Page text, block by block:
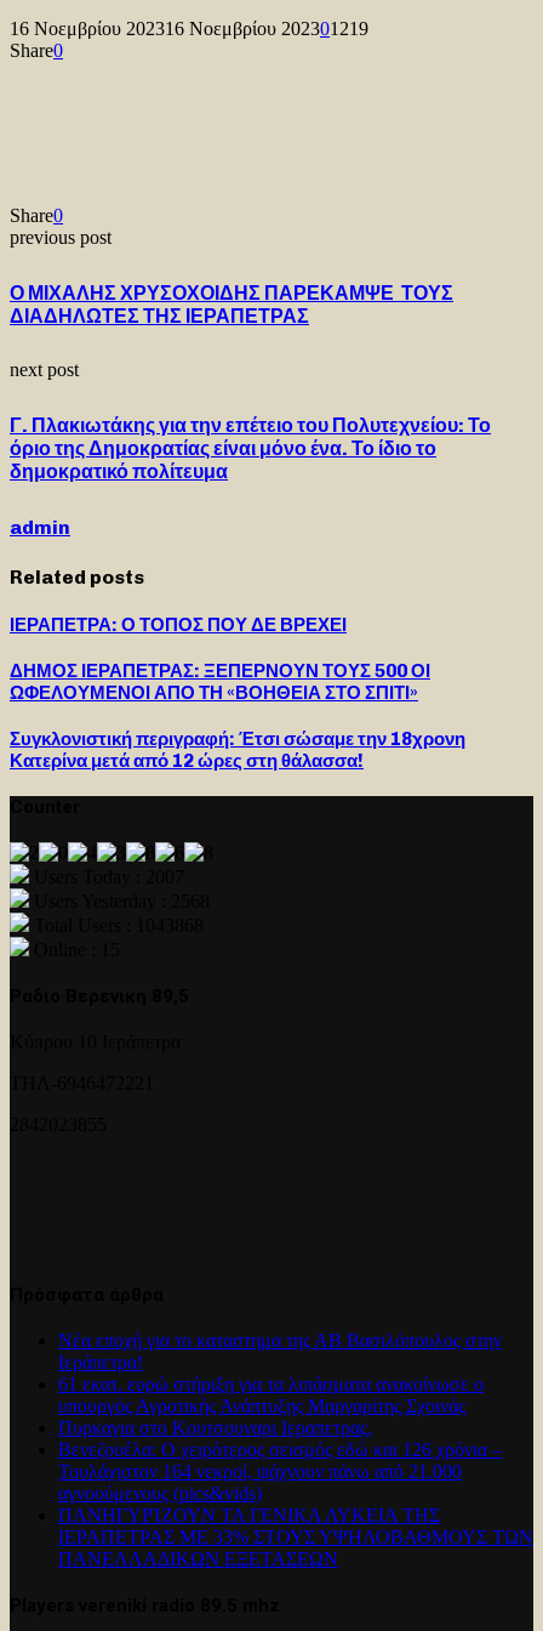
16 Νοεμβρίου 202316 Νοεμβρίου 202301219
Share0
Share0
previous post
Ο ΜΙΧΑΛΗΣ ΧΡΥΣΟΧΟΙΔΗΣ ΠΑΡΕΚΑΜΨΕ ΤΟΥΣ
ΔΙΑΔΗΛΩΤΕΣ ΤΗΣ ΙΕΡΑΠΕΤΡΑΣ
next post
Γ. Πλακιωτάκης για την επέτειο του Πολυτεχνείου: Το
όριο της Δημοκρατίας είναι μόνο ένα. Το ίδιο το
δημοκρατικό πολίτευμα
admin
Related posts
ΙΕΡΑΠΕΤΡΑ: Ο ΤΟΠΟΣ ΠΟΥ ΔΕ ΒΡΕΧΕΙ
ΔΗΜΟΣ ΙΕΡΑΠΕΤΡΑΣ: ΞΕΠΕΡΝΟΥΝ ΤΟΥΣ 500 ΟΙ
ΩΦΕΛΟΥΜΕΝΟΙ ΑΠΟ ΤΗ «ΒΟΗΘΕΙΑ ΣΤΟ ΣΠΙΤΙ»
Συγκλονιστική περιγραφή: Έτσι σώσαμε την 18χρονη
Κατερίνα μετά από 12 ώρες στη θάλασσα!
Νέα εποχή για το καταστημα της ΑΒ Βασιλόπουλος στην
Ιεράπετρα!
61 εκατ. ευρώ στήριξη για τα λιπάσματα ανακοίνωσε ο
υπουργός Αγροτικής Ανάπτυξης Μαργαρίτης Σχοινάς
Πυρκαγια στο Κουτσουναρι Ιεραπετρας.
Βενεζουέλα: Ο χειρότερος σεισμός εδώ και 126 χρόνια –
Τουλάχιστον 164 νεκροί, ψάχνουν πάνω από 21.000
αγνοούμενους (pics&vids)
ΠΑΝΗΓΥΡΊΖΟΥΝ ΤΑ ΓΕΝΙΚΑ ΛΥΚΕΙΑ ΤΗΣ
ΙΕΡΑΠΕΤΡΑΣ ΜΕ 33% ΣΤΟΥΣ ΥΨΗΛΟΒΑΘΜΟΥΣ ΤΩΝ
ΠΑΝΕΛΛΑΔΙΚΩΝ ΕΞΕΤΑΣΕΩΝ